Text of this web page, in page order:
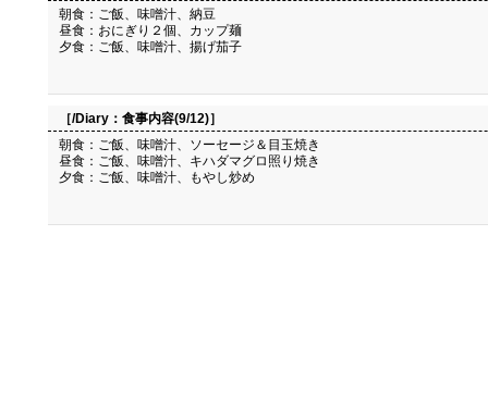
朝食：ご飯、味噌汁、納豆
昼食：おにぎり２個、カップ麺
夕食：ご飯、味噌汁、揚げ茄子
［/Diary： 食事内容(9/12)］
朝食：ご飯、味噌汁、ソーセージ＆目玉焼き
昼食：ご飯、味噌汁、キハダマグロ照り焼き
夕食：ご飯、味噌汁、もやし炒め